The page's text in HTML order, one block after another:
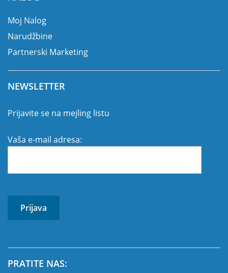
Moj Nalog
Narudžbine
Partnerski Marketing
NEWSLETTER
Prijavite se na mejling listu
Vaša e-mail adresa:
PRATITE NAS: